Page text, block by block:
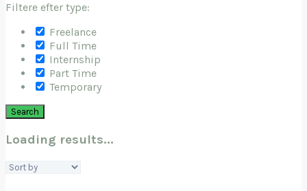
Filtere efter type:
Freelance
Full Time
Internship
Part Time
Temporary
Search
Loading results...
Sort